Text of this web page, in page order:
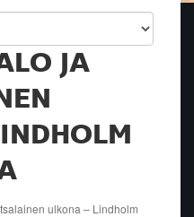
JA
ulkona – Lindholm